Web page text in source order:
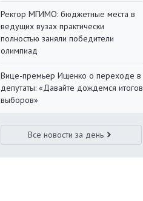
Ректор МГИМО: бюджетные места в
ведущих вузах практически
полностью заняли победители
олимпиад
Вице-премьер Ищенко о переходе в
депутаты: «Давайте дождемся итогов
выборов»
Все новости за день